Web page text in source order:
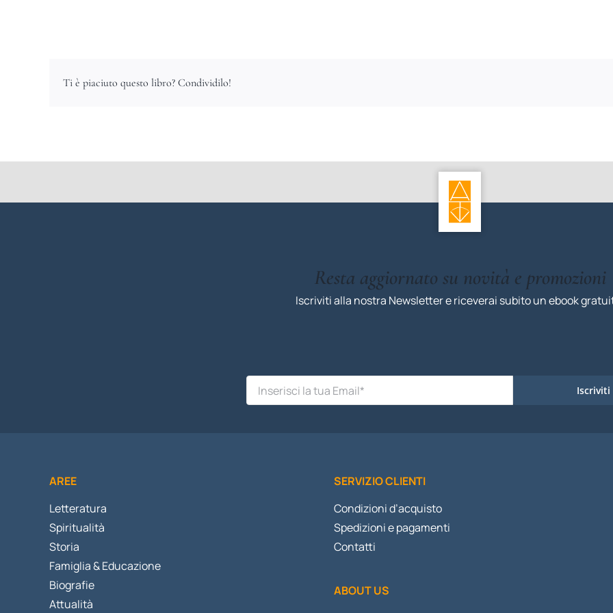
Ti è piaciuto questo libro? Condividilo!
Resta aggiornato su novità e promozioni
Iscriviti alla nostra Newsletter e riceverai subito un ebook
Iscriviti
AREE
Letteratura
Spiritualità
Storia
Famiglia & Educazione
Biografie
Attualità
SERVIZIO CLIENTI
Condizioni d’acquisto
Spedizioni e pagamenti
Contatti
ABOUT US